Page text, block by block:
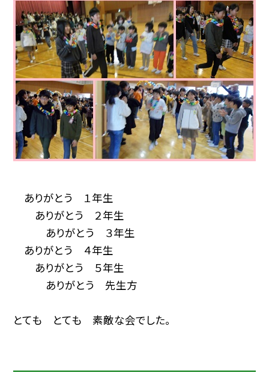
ありがとう １年生
ありがとう ２年生
ありがとう ３年生
ありがとう ４年生
ありがとう ５年生
ありがとう 先生方
とても とても 素敵な会でした。